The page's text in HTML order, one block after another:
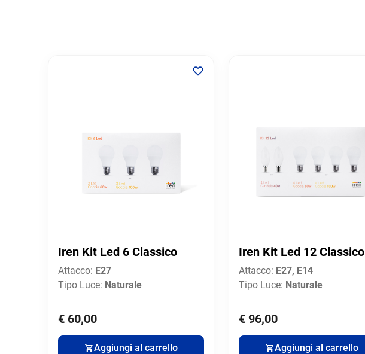
Iren Kit Led 6 Classico
Attacco: E27
Tipo Luce: Naturale
€ 60,00
Aggiungi al carrello
Iren Kit Led 12 Classico
Attacco: E27, E14
Tipo Luce: Naturale
€ 96,00
Aggiungi al carrello